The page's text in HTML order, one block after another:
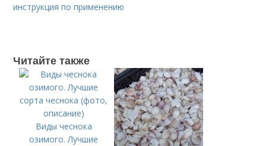
инструкция по применению
Читайте также
Виды чеснока
озимого. Лучшие